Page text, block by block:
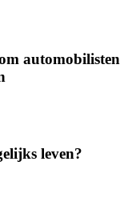
automobilisten
leven?